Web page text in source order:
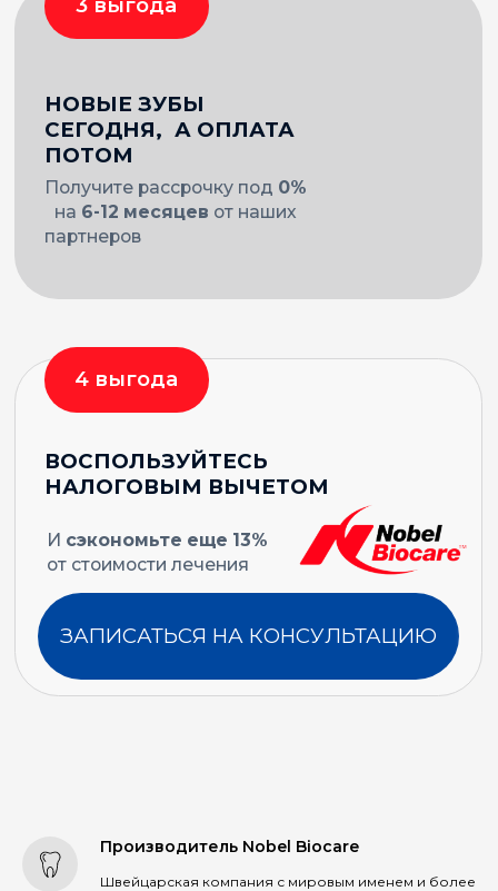
Производитель Nobel Biocare
Швейцарская компания с мировым именем и более
натуральных оттенков.